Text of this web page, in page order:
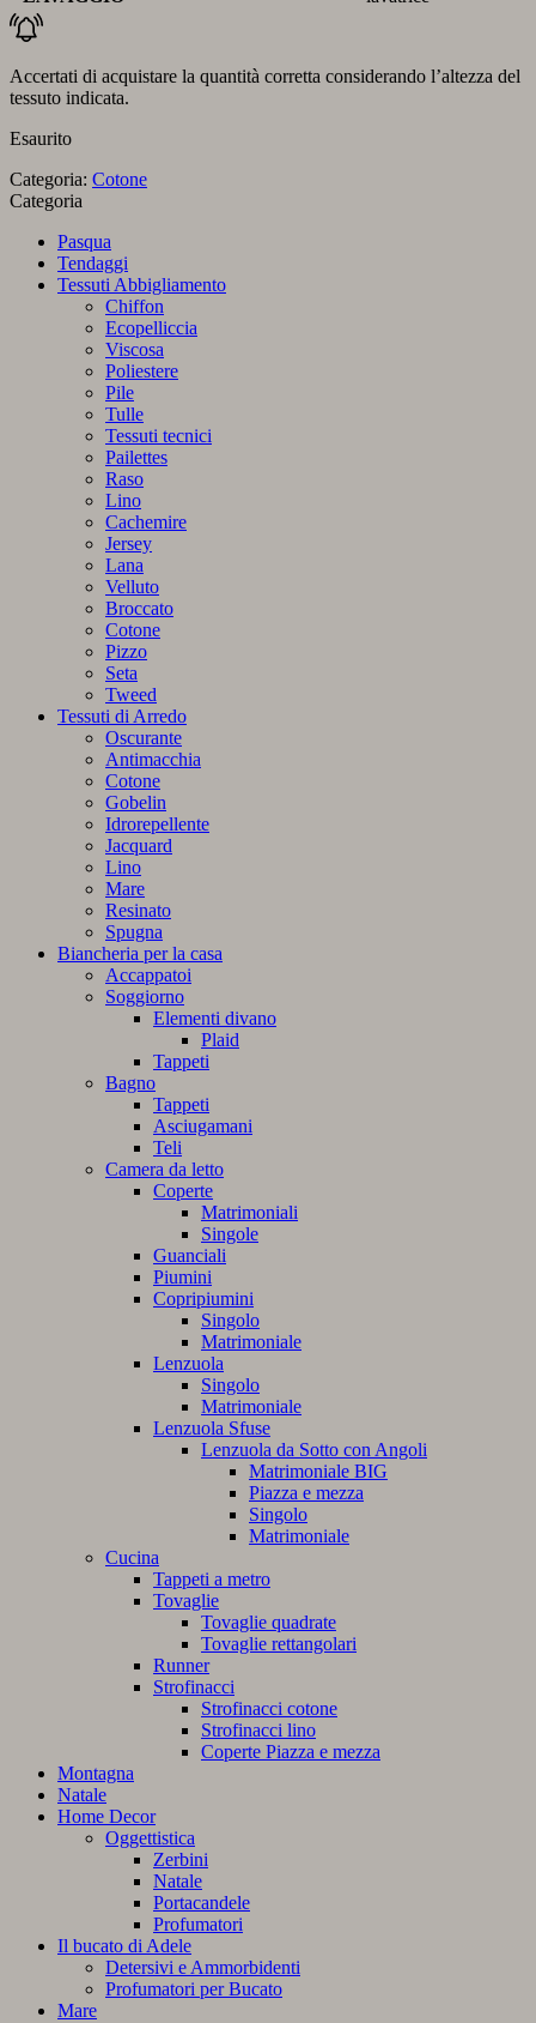
Accertati di acquistare la quantità corretta considerando l’altezza del
tessuto indicata.
Esaurito
Categoria: Cotone
Categoria
Pasqua
Tendaggi
Tessuti Abbigliamento
Chiffon
Ecopelliccia
Viscosa
Poliestere
Pile
Tulle
Tessuti tecnici
Pailettes
Raso
Lino
Cachemire
Jersey
Lana
Velluto
Broccato
Cotone
Pizzo
Seta
Tweed
Tessuti di Arredo
Oscurante
Antimacchia
Cotone
Gobelin
Idrorepellente
Jacquard
Lino
Mare
Resinato
Spugna
Biancheria per la casa
Accappatoi
Soggiorno
Elementi divano
Plaid
Tappeti
Bagno
Tappeti
Asciugamani
Teli
Camera da letto
Coperte
Matrimoniali
Singole
Guanciali
Piumini
Copripiumini
Singolo
Matrimoniale
Lenzuola
Singolo
Matrimoniale
Lenzuola Sfuse
Lenzuola da Sotto con Angoli
Matrimoniale BIG
Piazza e mezza
Singolo
Matrimoniale
Cucina
Tappeti a metro
Tovaglie
Tovaglie quadrate
Tovaglie rettangolari
Runner
Strofinacci
Strofinacci cotone
Strofinacci lino
Coperte Piazza e mezza
Montagna
Natale
Home Decor
Oggettistica
Zerbini
Natale
Portacandele
Profumatori
Il bucato di Adele
Detersivi e Ammorbidenti
Profumatori per Bucato
Mare